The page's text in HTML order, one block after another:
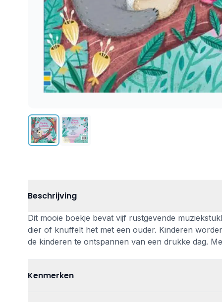
Beschrijving
Dit mooie boekje bevat vijf rustgevende
dier of knuffelt het met een ouder. Kinderen
de kinderen te ontspannen van een drukke dag.
Kenmerken